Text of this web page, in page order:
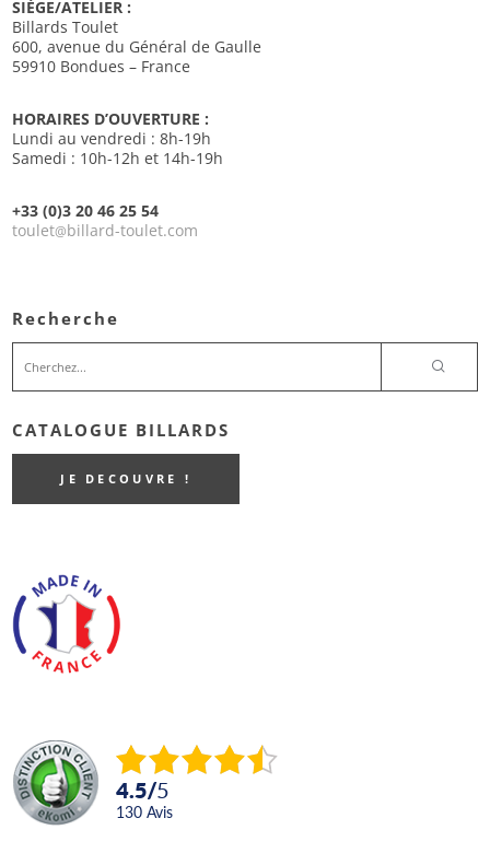
SIÈGE/ATELIER :
Billards Toulet
600, avenue du Général de Gaulle
59910 Bondues – France
HORAIRES D’OUVERTURE :
Lundi au vendredi : 8h-19h
Samedi : 10h-12h et 14h-19h
+33 (0)3 20 46 25 54
toulet@billard-toulet.com
Recherche
CATALOGUE BILLARDS
JE DECOUVRE !
4.5/5
130 avis